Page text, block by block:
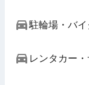
駐輪場・バイ
レンタカー・